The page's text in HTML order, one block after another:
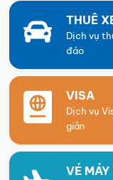
THUÊ
Dịch vụ
đáo
VISA
Dịch vụ
giản
VÉ MÁY